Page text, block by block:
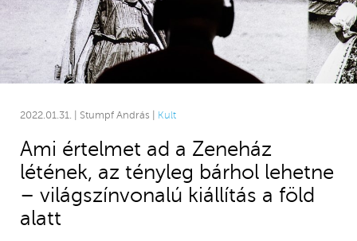
2022.01.31. | Stumpf András | Kult
Ami értelmet ad a Zeneház
létének, az tényleg bárhol lehetne
– világszínvonalú kiállítás a föld
alatt